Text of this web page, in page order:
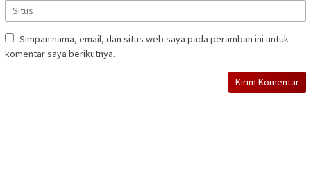
Simpan nama, email, dan situs web saya pada peramban ini untuk
komentar saya berikutnya.